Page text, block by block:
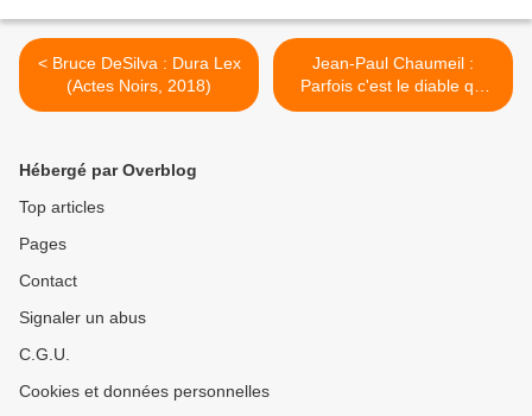
< Bruce DeSilva : Dura Lex
(Actes Noirs, 2018)
Jean-Paul Chaumeil :
Parfois c'est le diable qui
vous sauve de l'enfer
Hébergé par Overblog
Top articles
Pages
Contact
Signaler un abus
C.G.U.
Cookies et données personnelles